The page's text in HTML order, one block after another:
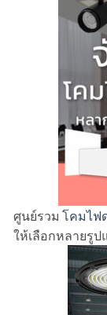
ศูนย์รวม โคมไฟ
ให้เลือกหลายรู